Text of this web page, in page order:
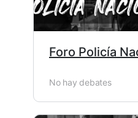
Foro Policía
No hay debates